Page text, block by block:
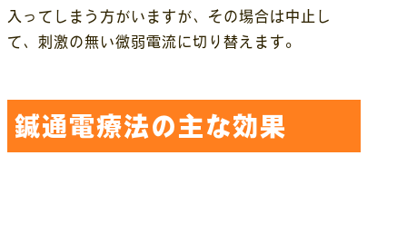
入ってしまう方がいますが、その場合は中止し
て、刺激の無い微弱電流に切り替えます。
鍼通電療法の主な効果